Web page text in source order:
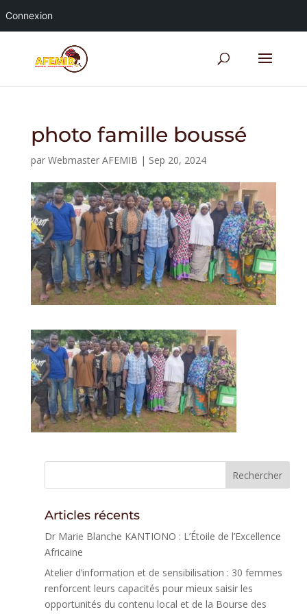
Connexion
photo famille boussé
par Webmaster AFEMIB | Sep 20, 2024
Articles récents
Dr Marie Blanche KANTIONO : L’Étoile de l’Excellence
Africaine
Atelier d’information et de sensibilisation : 30 femmes
renforcent leurs capacités pour mieux saisir les
opportunités du contenu local et de la Bourse des